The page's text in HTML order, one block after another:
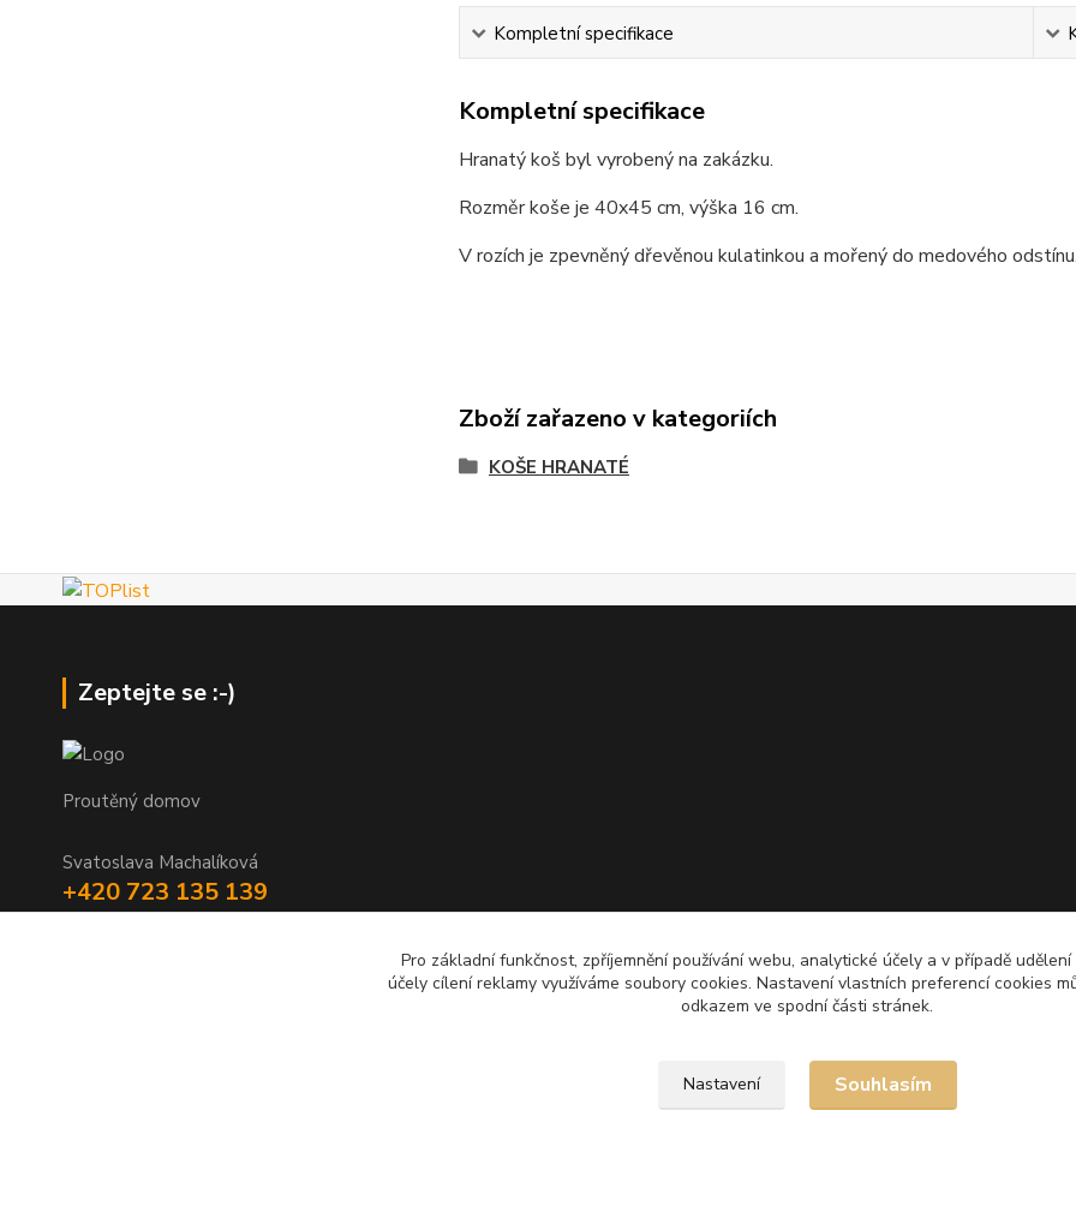
Kompletní specifikace
Kompletní specifikace
Hranatý koš byl vyrobený na zakázku.
Rozměr koše je 40x45 cm, výška 16 cm.
V rozích je zpevněný dřevěnou kulatinkou a mořený do medového
Zboží zařazeno v kategoriích
KOŠE HRANATÉ
Zeptejte se :-)
Proutěný domov
Svatoslava Machalíková
+420 723 135 139
Upravit sběr cookies.
Pro základní funkčnost, zpříjemnění používání webu, analytické účely a v případě
účely cílení reklamy využíváme soubory cookies. Nastavení vlastních preferencí cookies
odkazem ve spodní části stránek.
Nastavení Souhlasím